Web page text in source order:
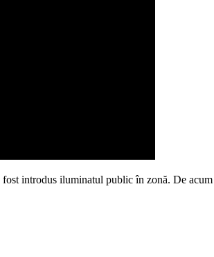
introdus iluminatul public în zonă. De